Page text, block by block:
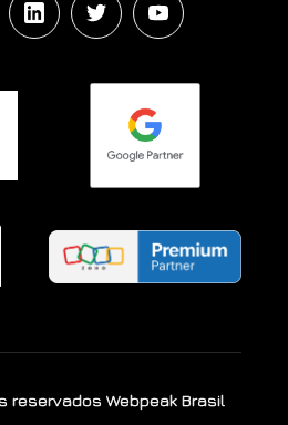
reservados Webpeak Brasil